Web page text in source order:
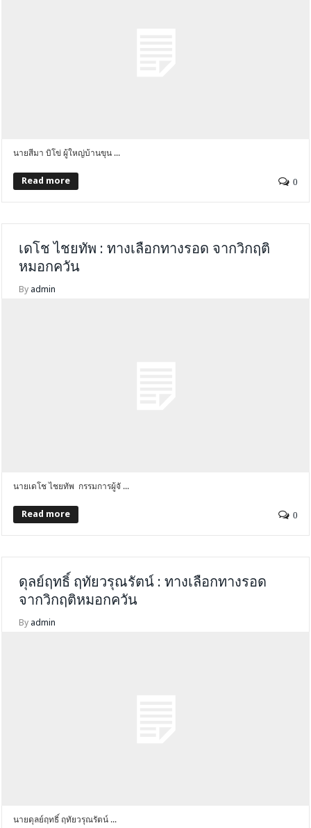
นายสีมา บิโข่ ผู้ใหญ่บ้านขุน ...
Read more 0
เดโช ไชยทัพ : ทางเลือกทางรอด จากวิกฤติ
หมอกควัน
By admin
นายเดโช ไชยทัพ กรรมการผู้จั ...
Read more 0
ดุลย์ฤทธิ์ ฤทัยวรุณรัตน์ : ทางเลือกทางรอด
จากวิกฤติหมอกควัน
By admin
นายดุลย์ฤทธิ์ ฤทัยวรุณรัตน์ ...